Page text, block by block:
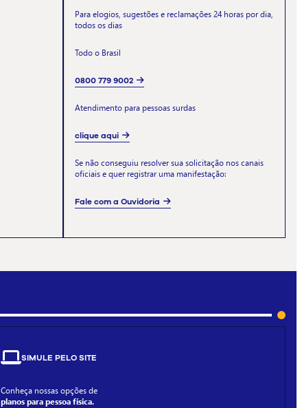
Para elogios, sugestões e reclamações 24 horas por dia,
todos os dias
Todo o Brasil
0800 779 9002
Atendimento para pessoas surdas
clique aqui
Se não conseguiu resolver sua solicitação nos canais
oficiais e quer registrar uma manifestação:
Fale com a Ouvidoria
SIMULE PELO SITE
Conheça nossas opções de
planos para pessoa física.